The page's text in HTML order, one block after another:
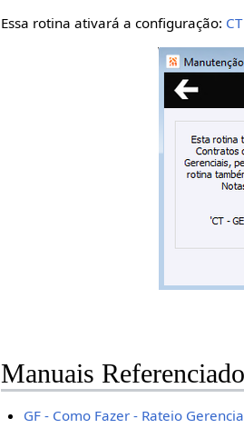
Essa rotina ativará a configuração:
Manuais
GF - Como Fazer - Rateio